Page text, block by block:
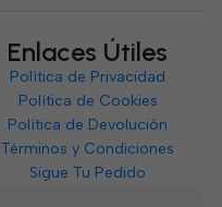
Enlaces Útiles
Política de Privacidad
Política de Cookies
Política de Devolución
Términos y Condiciones
Sigue Tu Pedido